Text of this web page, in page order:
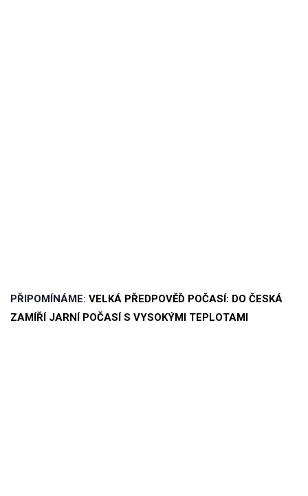
PŘIPOMÍNÁME: VELKÁ PŘEDPOVĚĎ POČASÍ: DO ČESKÁ
ZAMÍŘÍ JARNÍ POČASÍ S VYSOKÝMI TEPLOTAMI